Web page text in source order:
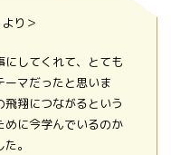
り＞
してくれて、とても
ーマだったと思いま
翔につながるという
めに今学んでいるのか
。